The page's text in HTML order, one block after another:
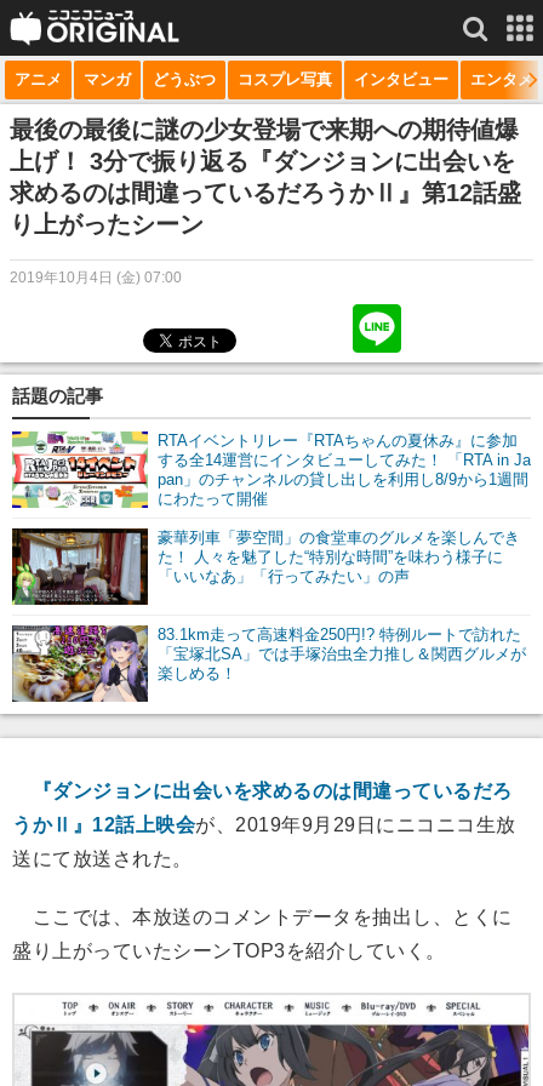
サービス一覧 もっと見る
niconico
動画
生放送
ニュース
マンガ
ニコニコQ
アニメ マンガ どうぶつ コスプレ写真 インタビュー エンタメ
最後の最後に謎の少女登場で来期への期待値爆
上げ！ 3分で振り返る『ダンジョンに出会いを
求めるのは間違っているだろうかⅡ』第12話盛
り上がったシーン
2019年10月4日 (金) 07:00
話題の記事
RTAイベントリレー『RTAちゃんの夏休み』に参加
する全14運営にインタビューしてみた！ 「RTA in Ja
pan」のチャンネルの貸し出しを利用し8/9から1週間
にわたって開催
豪華列車「夢空間」の食堂車のグルメを楽しんでき
た！ 人々を魅了した“特別な時間”を味わう様子に
「いいなあ」「行ってみたい」の声
83.1km走って高速料金250円!? 特例ルートで訪れた
「宝塚北SA」では手塚治虫全力推し＆関西グルメが
楽しめる！
『ダンジョンに出会いを求めるのは間違っているだろ
うかⅡ』12話上映会が、2019年9月29日にニコニコ生放
送にて放送された。
ここでは、本放送のコメントデータを抽出し、とくに
盛り上がっていたシーンTOP3を紹介していく。